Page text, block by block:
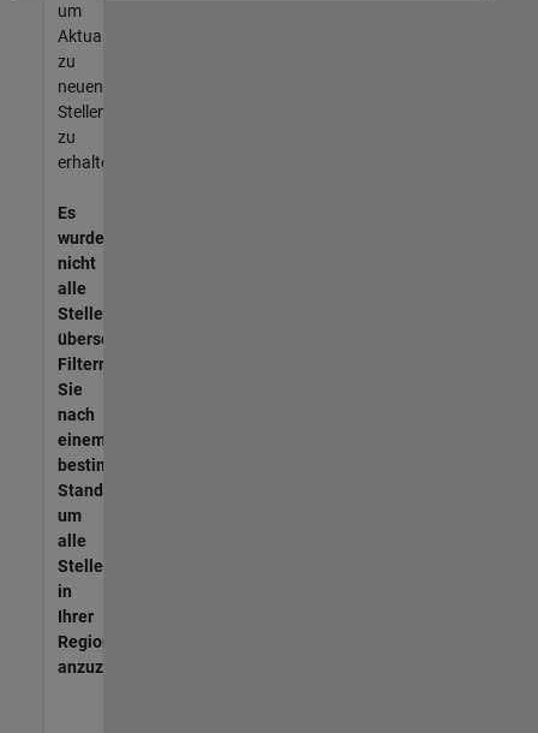
um
Aktualisierungen
zu
neuen
Stellenangeboten
zu
erhalten.
Es
wurden
nicht
alle
Stellen
übersetzt.
Filtern
Sie
nach
einem
bestimmten
Standort,
um
alle
Stellenangebote
in
Ihrer
Region
anzuzeigen.